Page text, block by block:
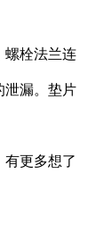
螺栓法兰连
泄漏。垫片
更多想了